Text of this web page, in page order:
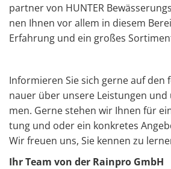
part­ner von HUN­TER
nen Ihnen vor allem in die­sem
Er­fah­rung und ein gro­ßes
In­for­mie­ren Sie sich gerne auf den
nau­er über un­se­re Leis­tun­gen
men. Gerne ste­hen wir Ihnen für
tung und oder ein kon­kre­tes
Wir freu­en uns, Sie ken­nen zu
Ihr Team von der Rain­pro GmbH